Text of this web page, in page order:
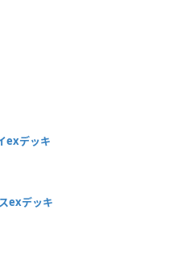
exデッキ
exデッキ